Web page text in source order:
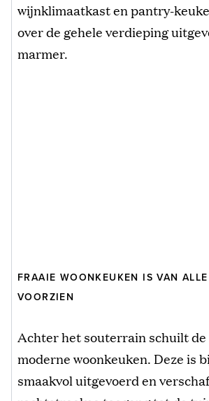
wijnklimaatkast en pantry-
over de gehele verdieping
marmer.
FRAAIE WOONKEUKEN IS VAN
VOORZIEN
Achter het souterrain schuilt de
moderne woonkeuken. Deze is
smaakvol uitgevoerd en